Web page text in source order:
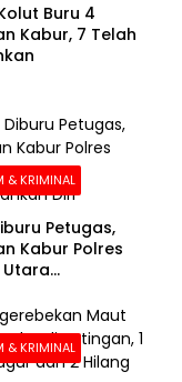
Buru 4
Kabur, 7 Telah
& KRIMINAL
Petugas,
Kabur Polres
& KRIMINAL